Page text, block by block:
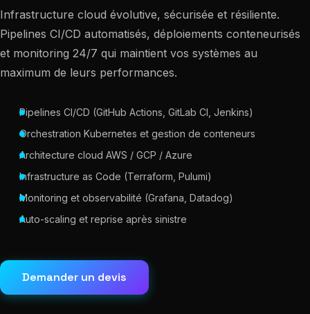
Infrastructure cloud évolutive, sécurisée et résiliente.
Pipelines CI/CD automatisés, déploiements conteneurisés
et monitoring 24/7 qui maintient vos systèmes au
maximum de leurs performances.
Pipelines CI/CD (GitHub Actions, GitLab CI, Jenkins)
Orchestration Kubernetes et gestion de conteneurs
Architecture cloud AWS / GCP / Azure
Infrastructure as Code (Terraform, Pulumi)
Monitoring et observabilité (Grafana, Datadog)
Auto-scaling et reprise après sinistre
Demander un devis